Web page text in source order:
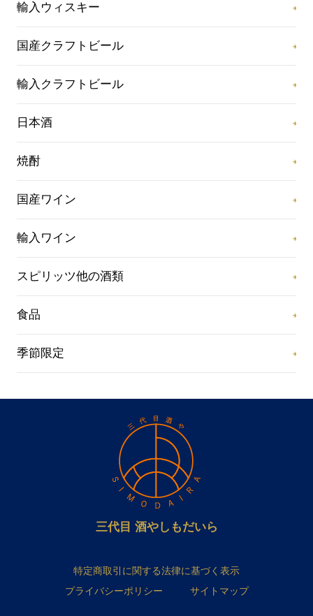
輸入ウィスキー
国産クラフトビール
輸入クラフトビール
日本酒
焼酎
国産ワイン
輸入ワイン
スピリッツ他の酒類
食品
季節限定
三代目 酒やしもだいら
特定商取引に関する法律に基づく表示
プライバシーポリシー
サイトマップ